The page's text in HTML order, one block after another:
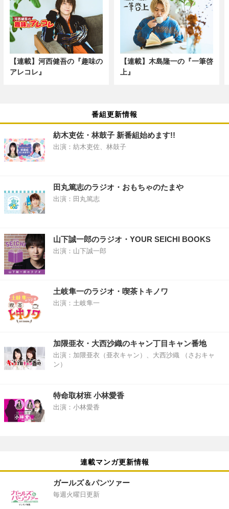
【連載】河西健吾の『趣味の
アレコレ』
【連載】木島隆一の『一筆啓
上』
番組更新情報
紡木吏佐・林鼓子 新番組始めます!!
出演：紡木吏佐、林鼓子
田丸篤志のラジオ・おもちゃのたまや
出演：田丸篤志
山下誠一郎のラジオ・YOUR SEICHI BOOKS
出演：山下誠一郎
土岐隼一のラジオ・喫茶トキノワ
出演：土岐隼一
加隈亜衣・大西沙織のキャン丁目キャン番地
出演：加隈亜衣（亜衣キャン）、大西沙織 （さおキャ
ン）
特命取材班 小林愛香
出演：小林愛香
連載マンガ更新情報
ガールズ＆パンツァー
毎週火曜日更新